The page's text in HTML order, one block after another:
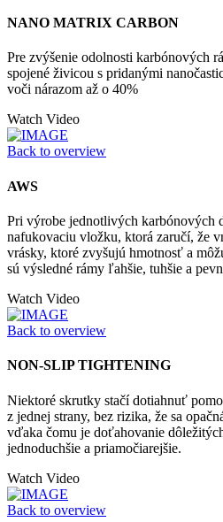
NANO MATRIX CARBON
Pre zvýšenie odolnosti karbónových
spojené živicou s pridanými
voči nárazom až o 40%
Watch Video
Back to overview
AWS
Pri výrobe jednotlivých karbónových
nafukovaciu vložku, ktorá zaručí, že
vrásky, ktoré zvyšujú hmotnosť a
sú výsledné rámy ľahšie, tuhšie a
Watch Video
Back to overview
NON-SLIP TIGHTENING
Niektoré skrutky stačí dotiahnuť
z jednej strany, bez rizika, že sa
vďaka čomu je doťahovanie
jednoduchšie a priamočiarejšie.
Watch Video
Back to overview